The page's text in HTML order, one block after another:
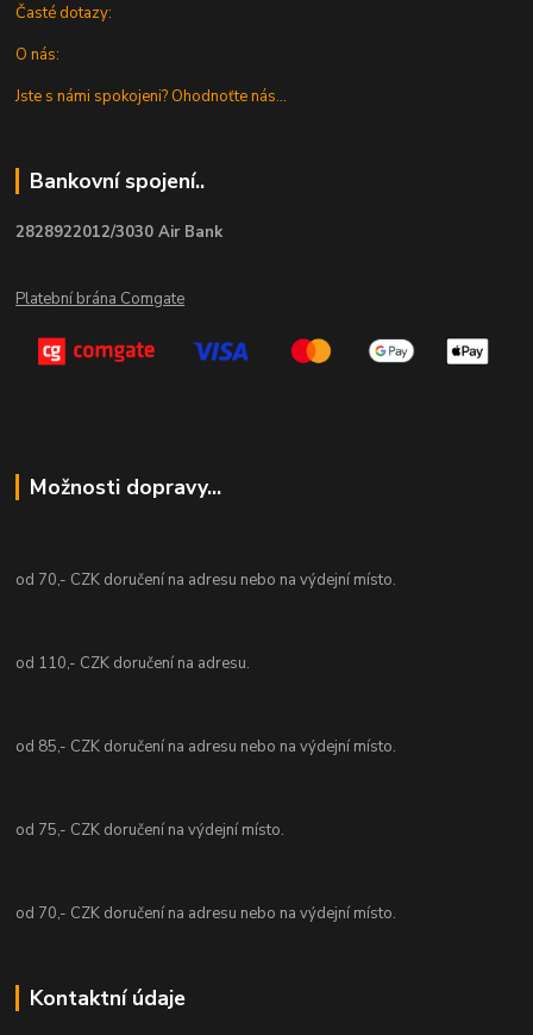
Časté dotazy:
O nás:
Jste s námi spokojeni? Ohodnoťte nás...
Bankovní spojení..
2828922012/3030 Air Bank
Platební brána Comgate
Možnosti dopravy...
od 70,- CZK doručení na adresu nebo na výdejní místo.
od 110,- CZK doručení na adresu.
od 85,- CZK doručení na adresu nebo na výdejní místo.
od 75,- CZK doručení na výdejní místo.
od 70,- CZK doručení na adresu nebo na výdejní místo.
Kontaktní údaje